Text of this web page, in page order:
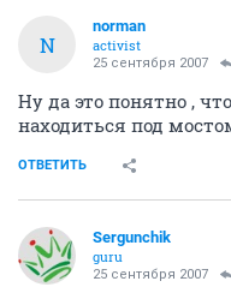
N
norman
activist
25 сентября 2007
Ну да это понятно ,
находиться под
ОТВЕТИТЬ
Sergunchik
guru
25 сентября 2007